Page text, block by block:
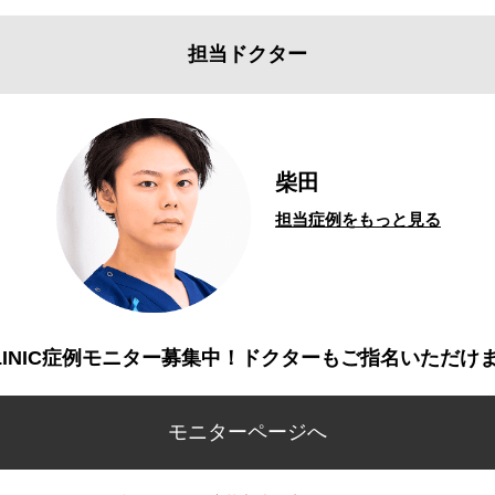
担当ドクター
柴田
担当症例をもっと見る
症例モニター募集中！ドクターもご指名いただけ
モニターページへ